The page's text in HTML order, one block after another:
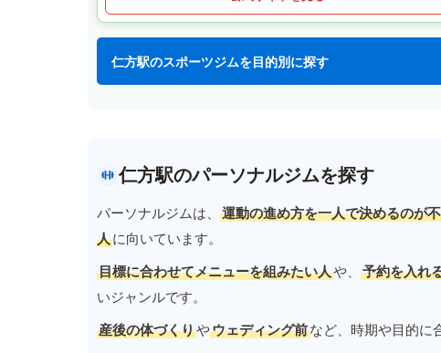
仁方駅のスポーツジムを目的別に探す
仁方駅のパーソナルジムを探す
パーソナルジムは、 運動の進め方を一人で決めるのが
人に向いています。
目標に合わせてメニューを組みたい人や、 予約を入れ
いジャンルです。
産後の体づくりやウェディング前など、時期や目的に